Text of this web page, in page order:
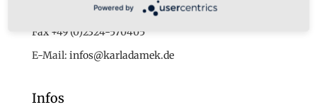
Fax +49 (0)2324-570405
E-Mail: infos@karladamek.de
Infos
Powered by